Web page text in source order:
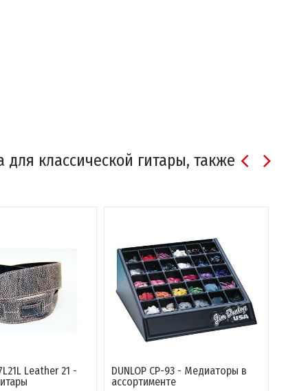
классической гитары, также
Leather 21 -
DUNLOP CP-93 - Медиаторы в
ассортименте